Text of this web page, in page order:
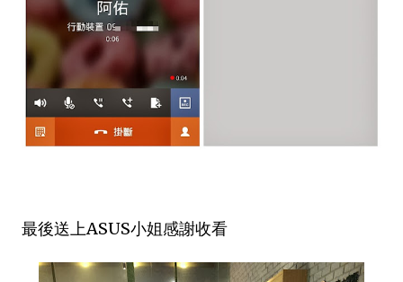
最後送上ASUS小姐感謝收看